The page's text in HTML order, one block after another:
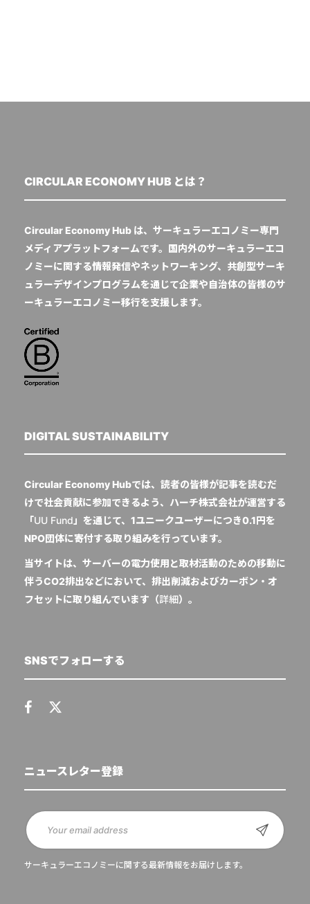
CIRCULAR ECONOMY HUB とは？
Circular Economy Hub は、サーキュラーエコノミー専門
メディアプラットフォームです。国内外のサーキュラーエコ
ノミーに関する情報発信やネットワーキング、共創型サーキ
ュラーデザインプログラムを通じて企業や自治体の皆様のサ
ーキュラーエコノミー移行を支援します。
DIGITAL SUSTAINABILITY
Circular Economy Hubでは、読者の皆様が記事を読むだ
けで社会貢献に参加できるよう、ハーチ株式会社が運営する
「UU Fund 」を通じて、1ユニークユーザーにつき0.1円を
NPO団体に寄付する取り組みを行っています。
当サイトは、サーバーの電力使用と取材活動のための移動に
伴うCO2排出などにおいて、排出削減およびカーボン・オ
フセットに取り組んでいます（詳細）。
SNSでフォローする
ニュースレター登録
サーキュラーエコノミーに関する最新情報をお届けします。